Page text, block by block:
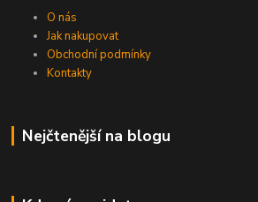
O nás
Jak nakupovat
Obchodní podmínky
Kontakty
Nejčtenější na blogu